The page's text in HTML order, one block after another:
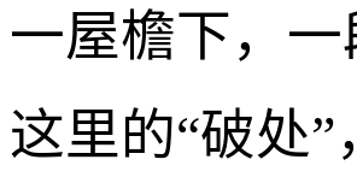
一屋檐下，
这里的“破处